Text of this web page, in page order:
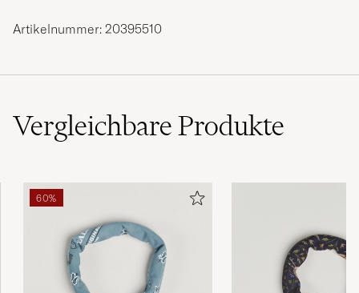
Artikelnummer: 20395510
VergleichbareProdukte
60%